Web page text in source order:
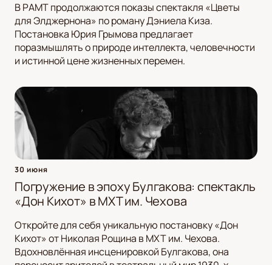
В РАМТ продолжаются показы спектакля «Цветы
для Элджернона» по роману Дэниела Киза.
Постановка Юрия Грымова предлагает
поразмышлять о природе интеллекта, человечности
и истинной цене жизненных перемен.
30 июня
Погружение в эпоху Булгакова: спектакль
«Дон Кихот» в МХТ им. Чехова
Откройте для себя уникальную постановку «Дон
Кихот» от Николая Рощина в МХТ им. Чехова.
Вдохновлённая инсценировкой Булгакова, она